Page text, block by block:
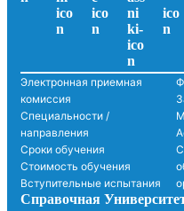
Электронная приемная
комиссия
Специальности /
направления
Сроки обучения
Стоимость обучения
Вступительные испытания
Справочная